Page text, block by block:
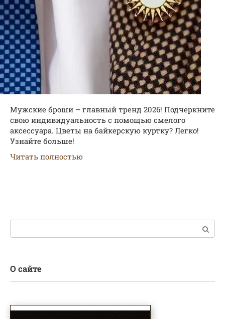
Мужские броши – главный тренд 2026! Подчеркните
свою индивидуальность с помощью смелого
аксессуара. Цветы на байкерскую куртку? Легко!
Узнайте больше!
Читать полностью
Поиск:
О сайте